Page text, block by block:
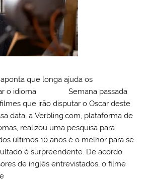
que longa ajuda os
o idioma Semana passada
que irão disputar o Oscar deste
data, a Verbling.com, plataforma de
realizou uma pesquisa para
últimos 10 anos é o melhor para se
é surpreendente. De acordo
de inglês entrevistados, o filme